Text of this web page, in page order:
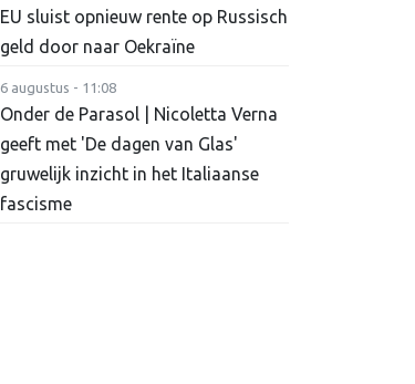
EU sluist opnieuw rente op Russisch
geld door naar Oekraïne
6 augustus - 11:08
Onder de Parasol | Nicoletta Verna
geeft met 'De dagen van Glas'
gruwelijk inzicht in het Italiaanse
fascisme